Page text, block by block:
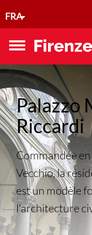
FRA
Toggle
Palazzo
Riccardi
Commandée
Vecchio, la
est un modèle
l'architecture